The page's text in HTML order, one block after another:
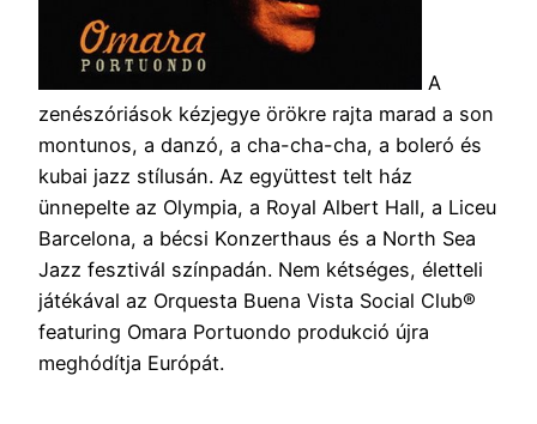
A
zenészóriások kézjegye örökre rajta marad a son
montunos, a danzó, a cha-cha-cha, a boleró és
kubai jazz stílusán. Az együttest telt ház
ünnepelte az Olympia, a Royal Albert Hall, a Liceu
Barcelona, a bécsi Konzerthaus és a North Sea
Jazz fesztivál színpadán. Nem kétséges, életteli
játékával az Orquesta Buena Vista Social Club®
featuring Omara Portuondo produkció újra
meghódítja Európát.